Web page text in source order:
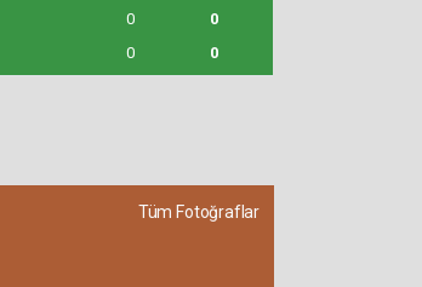
0
0
0 0
Tüm Fotoğraflar